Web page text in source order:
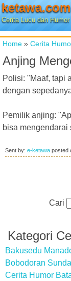
ketawa.com
Cerita Lucu dan
Home » Cerita
Anjing
Polisi: "Maaf, tapi
dengan
Pemilik anjing:
bisa mengendarai
Sent by: e-ketawa posted
Cari
Kategori
Bakusedu
Bobodoran Sunda
Cerita Humor